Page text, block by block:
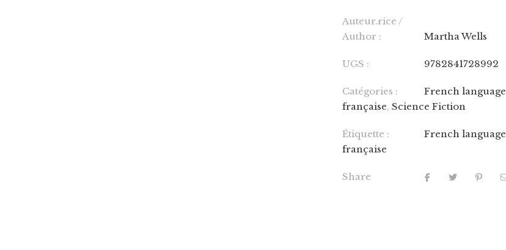
Auteur.rice /
Author :
Martha Wells
UGS : 9782841728992
Catégories : French language
française,Science Fiction
Étiquette : French language
française
Share